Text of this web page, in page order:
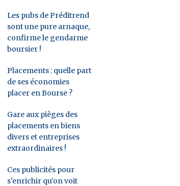
Les pubs de Préditrend
sont une pure arnaque,
confirme le gendarme
boursier !
Placements : quelle part
de ses économies
placer en Bourse ?
Gare aux pièges des
placements en biens
divers et entreprises
extraordinaires !
Ces publicités pour
s'enrichir qu'on voit